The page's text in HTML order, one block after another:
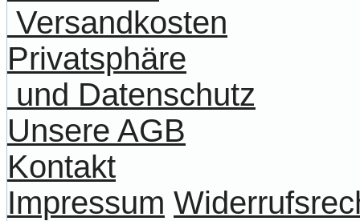
Versandkosten
Privatsphäre
und Datenschutz
Unsere AGB
Kontakt
Impressum